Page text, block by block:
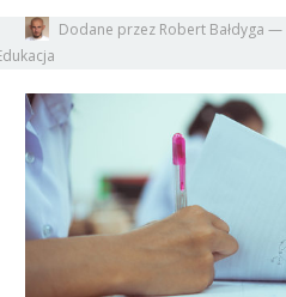
Dodane przez Robert Bałdyga —